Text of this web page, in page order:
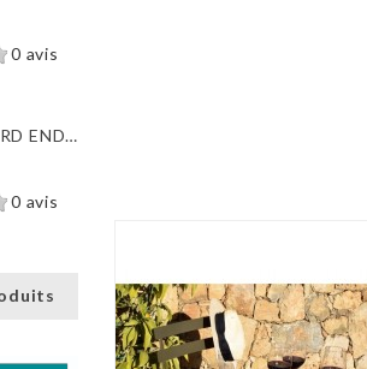
0 avis
NAPPE JACQUARD ENDUIT...
0 avis